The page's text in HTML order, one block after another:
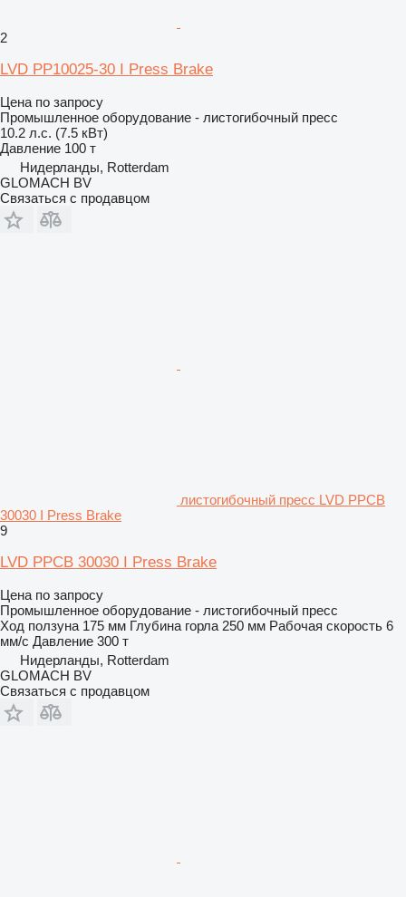
2
LVD PP10025-30 I Press Brake
Цена по запросу
Промышленное оборудование - листогибочный пресс
10.2 л.с. (7.5 кВт)
Давление 100 т
Нидерланды, Rotterdam
GLOMACH BV
Связаться с продавцом
листогибочный пресс LVD PPCB
30030 I Press Brake
9
LVD PPCB 30030 I Press Brake
Цена по запросу
Промышленное оборудование - листогибочный пресс
Ход ползуна 175 мм Глубина горла 250 мм Рабочая скорость 6
мм/с Давление 300 т
Нидерланды, Rotterdam
GLOMACH BV
Связаться с продавцом